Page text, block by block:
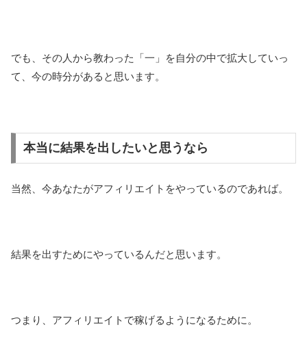
でも、その人から教わった「一」を自分の中で拡大していっ
て、今の時分があると思います。
本当に結果を出したいと思うなら
当然、今あなたがアフィリエイトをやっているのであれば。
結果を出すためにやっているんだと思います。
つまり、アフィリエイトで稼げるようになるために。